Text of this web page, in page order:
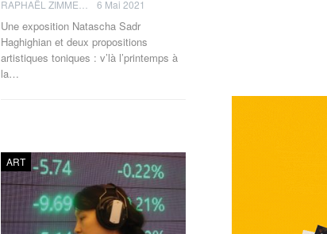
6 Mai 2021
Une exposition Natascha Sadr
Haghighian et deux propositions
artistiques toniques : v’là l’printemps à
la…
ART